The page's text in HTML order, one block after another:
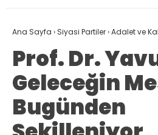
Ana Sayfa › Siyasi Partiler›Adalet ve
Prof. Dr.
Geleceğin
Bugünden